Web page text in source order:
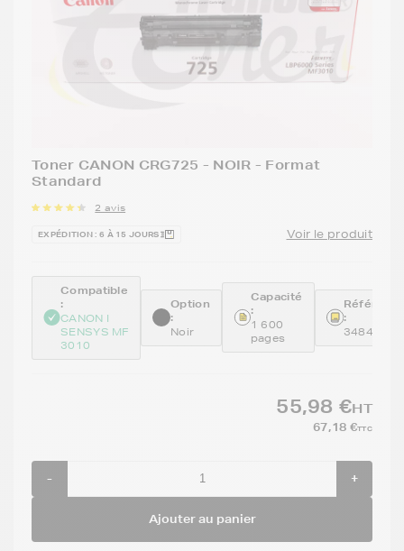
Toner CANON CRG725 - NOIR - Format
Standard
2 avis
EXPÉDITION : 6 À 15 JOURS Voir le produit
Compatible
:
CANON I
SENSYS MF
3010
Option
:
Noir
Capacité
:
1 600
pages
:
3484B002
55,98 €HT
67,18 €TTC
- +
Ajouter au panier